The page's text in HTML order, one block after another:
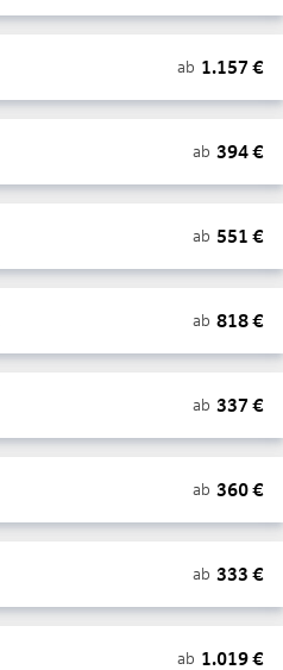
ab 1.157 €
ab 394€
ab 551 €
ab 818€
ab 337 €
ab 360€
ab 333 €
ab 1.019€